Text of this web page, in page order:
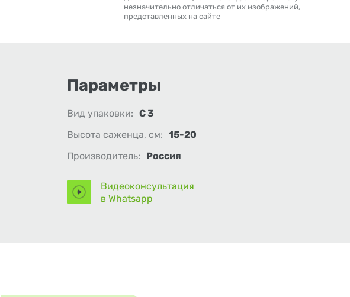
незначительно отличаться от их изображений,
представленных на сайте
Параметры
Вид упаковки: С 3
Высота саженца, см: 15-20
Производитель:
Россия
Видеоконсультация
в Whatsapp